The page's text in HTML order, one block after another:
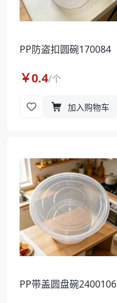
PP防盗扣圆碗170084
￥0.4/个
加入购物车
PP带盖圆盘碗2400106